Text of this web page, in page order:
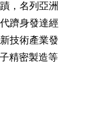
，名列亞洲
躋身發達經
技術產業發
精密製造等